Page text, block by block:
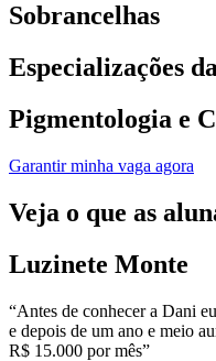
Sobrancelhas
Especializações
Pigmentologia e
Garantir minha vaga agora
Veja o que as
Luzinete Monte
“Antes de conhecer a Dani
e depois de um ano e meio
R$ 15.000 por mês”